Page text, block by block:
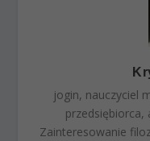
jogin, nauczyciel
przedsiębiorca,
Zainteresowanie